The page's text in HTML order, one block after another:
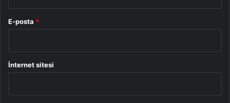
E-posta *
İnternet sitesi